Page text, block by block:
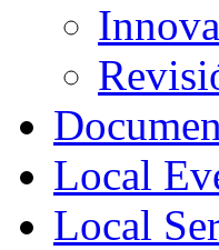
Local
Local